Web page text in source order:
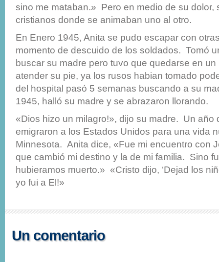
sino me mataban.» Pero en medio de su dolor,
cristianos donde se animaban uno al otro.
En Enero 1945, Anita se pudo escapar con
momento de descuido de los soldados. Tomó
buscar su madre pero tuvo que quedarse en
atender su pie, ya los rusos habian tomado
del hospital pasó 5 semanas buscando a su
1945, halló su madre y se abrazaron llorando.
«Dios hizo un milagro!», dijo su madre. Un año
emigraron a los Estados Unidos para una vida
Minnesota. Anita dice, «Fue mi encuentro con
que cambió mi destino y la de mi familia. Sino
hubieramos muerto.» «Cristo dijo, ‘Dejad los
yo fui a El!»
Un comentario